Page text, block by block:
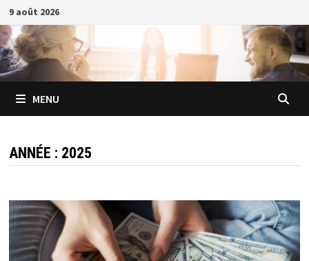
Passer
au
contenu
9 août 2026
MENU
ANNÉE : 2025